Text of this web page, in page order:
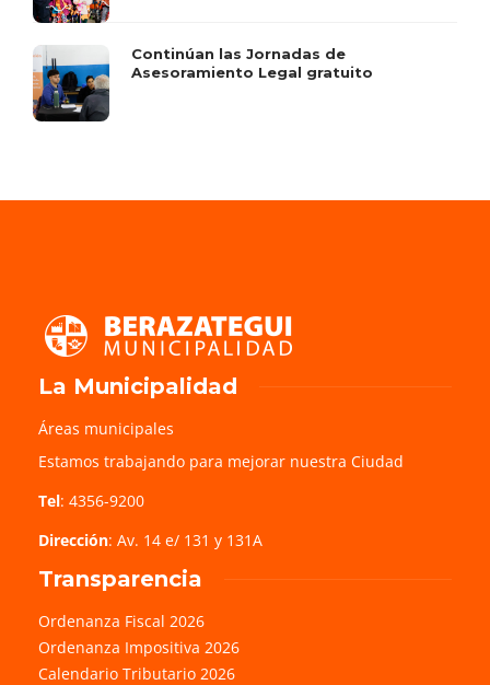
Continúan las Jornadas de
Asesoramiento Legal gratuito
La Municipalidad
Áreas municipales
Estamos trabajando para mejorar nuestra Ciudad
Tel: 4356-9200
Dirección: Av. 14 e/ 131 y 131A
Transparencia
Ordenanza Fiscal 2026
Ordenanza Impositiva 2026
Calendario Tributario 2026